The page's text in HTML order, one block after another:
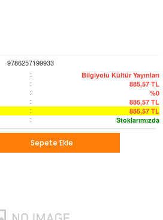
9786257199933
: Bilgiyolu Kültür Yayınları
: 885,57 TL
: %0
: 885,57 TL
: 885,57 TL
: Stoklarımızda
Sepete Ekle